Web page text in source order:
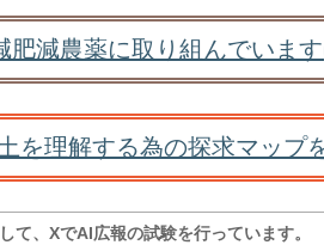
肥減農薬に取り組んでいま
土を理解する為の探求マップ
て、XでAI広報の試験を行っています。